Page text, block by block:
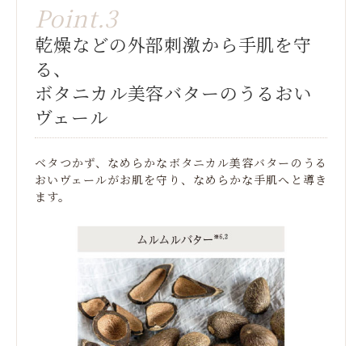
Point.3
乾燥などの外部刺激から手肌を守
る、
ボタニカル美容バターのうるおい
ヴェール
ベタつかず、なめらかなボタニカル美容バターのうる
おいヴェールがお肌を守り、なめらかな手肌へと導き
ます。